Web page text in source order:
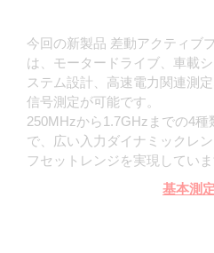
今回の新製品 差動アクティブ
は、モータードライブ、車載
ステム設計、高速電力関連測
信号測定が可能です。
250MHzから1.7GHzまでの4
で、広い入力ダイナミックレ
フセットレンジを実現していま
基本測